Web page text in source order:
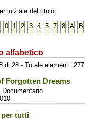
iniziale del titolo:
0 1 2 3 4 5 7 8 A B
alfabetico
di 28 - Totale elementi: 277
Forgotten Dreams
Documentario
per tutti